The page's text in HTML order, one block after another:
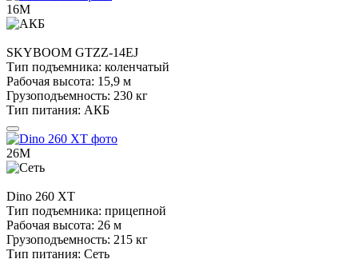
16М
SKYBOOM GTZZ-14EJ
Тип подъемника: коленчатый
Рабочая высота: 15,9 м
Грузоподъемность: 230 кг
Тип питания: АКБ
26М
Dino 260 XT
Тип подъемника: прицепной
Рабочая высота: 26 м
Грузоподъемность: 215 кг
Тип питания: Сеть